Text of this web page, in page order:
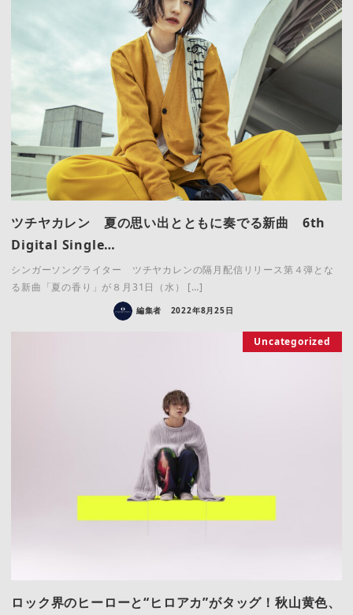
ツチヤカレン 夏の思い出とともに奏でる新曲 6th
Digital Single…
シンガーソングライター ツチヤカレンの隔月配信リリース第４弾とな
る新曲「夏の香り」が８月31日（水） […]
編集者 2022年8月25日
Uncategorized
ロック界のヒーローと“ヒロアカ”がタッグ！秋山黄色、